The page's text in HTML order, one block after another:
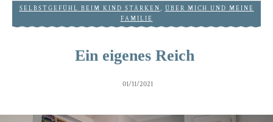
SELBSTGEFÜHL BEIM KIND STÄRKEN , ÜBER MICH UND MEINE
FAMILIE
Ein eigenes Reich
01/11/2021